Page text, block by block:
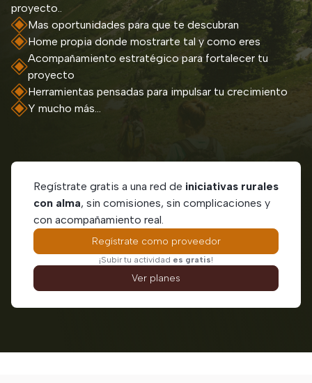
proyecto..
Mas oportunidades para que te descubran
Home propia donde mostrarte tal y como eres
Acompañamiento estratégico para fortalecer tu
proyecto
Herramientas pensadas para impulsar tu crecimiento
Y mucho más...
Regístrate gratis a una red de iniciativas rurales
con alma, sin comisiones, sin complicaciones y
con acompañamiento real.
Regístrate como proveedor
¡Subir tu actividad es gratis!
Ver planes